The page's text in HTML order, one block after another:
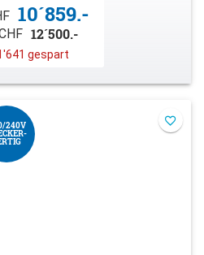
10´859.-
12´500.-
gespart
240V